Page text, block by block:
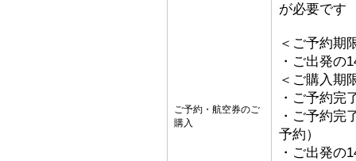
ご予約・航空券のご
購入
が必要です
＜ご予約期
・ご出発の
＜ご購入期
・ご予約完
・ご予約完
予約）
・ご出発の